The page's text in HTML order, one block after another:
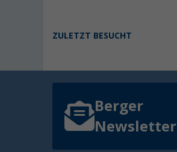
ZULETZT BESUCHT
Berger
Newsletter